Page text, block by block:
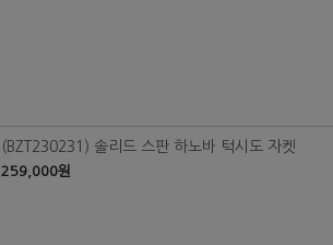
(BZT230231) 솔리드 스판 하노바 턱시도 자켓
259,000원